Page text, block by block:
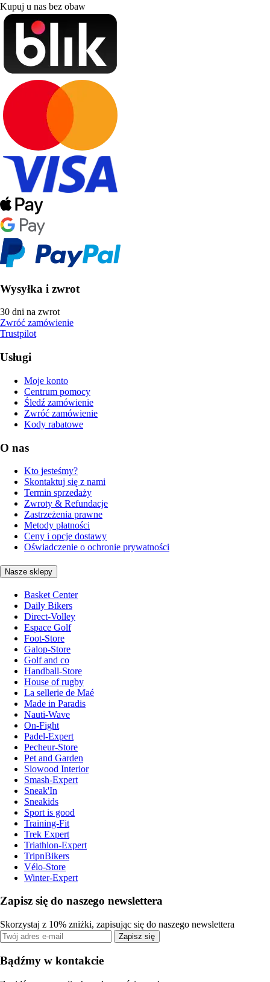
Kupuj u nas bez obaw
Wysyłka i zwrot
30 dni na zwrot
Zwróć zamówienie
Trustpilot
Usługi
Moje konto
Centrum pomocy
Śledź zamówienie
Zwróć zamówienie
Kody rabatowe
O nas
Kto jesteśmy?
Skontaktuj się z nami
Termin sprzedaży
Zwroty & Refundacje
Zastrzeżenia prawne
Metody płatności
Ceny i opcje dostawy
Oświadczenie o ochronie prywatności
Nasze sklepy
Basket Center
Daily Bikers
Direct-Volley
Espace Golf
Foot-Store
Galop-Store
Golf and co
Handball-Store
House of rugby
La sellerie de Maé
Made in Paradis
Nauti-Wave
On-Fight
Padel-Expert
Pecheur-Store
Pet and Garden
Slowood Interior
Smash-Expert
Sneak'In
Sneakids
Sport is good
Training-Fit
Trek Expert
Triathlon-Expert
TripnBikers
Vélo-Store
Winter-Expert
Zapisz się do naszego newslettera
Skorzystaj z 10% zniżki, zapisując się do naszego newslettera
Zapisz się
Bądźmy w kontakcie